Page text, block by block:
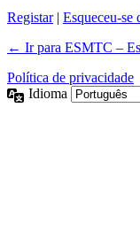
Registar| Esqueceu-se
← Ir para ESMTC –
Política de privacidade
Idioma